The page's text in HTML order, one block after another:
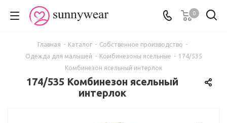
0
Главная - Каталог - Собственное производство -
Одежда для малышей - Комбинезоны ясельные - 174/535
Комбинезон ясельный интерлок
174/535 Комбинезон ясельный
интерлок